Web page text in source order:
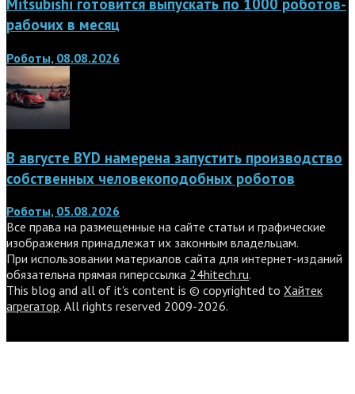
Mitsubishi готовится выпускать по 1000 роботов-
рабочих в месяц
Роботы, 08.08.2026
В августе BYD намерена запустить производство
собственных человекоподобных роботов
Роботы, 05.08.2026
Все права на размещенные на сайте статьи и графические
изображения принадлежат их законным владельцам.
При использовании материалов сайта для интернет-изданий
обязательна прямая гиперссылка 24hitech.ru.
This blog and all of it's content is © copyrighted to Хайтек
агрегатор. All rights reserved 2009-2026.